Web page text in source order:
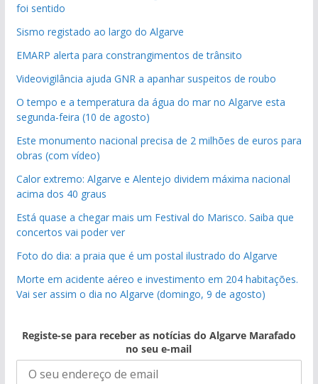
foi sentido
Sismo registado ao largo do Algarve
EMARP alerta para constrangimentos de trânsito
Videovigilância ajuda GNR a apanhar suspeitos de roubo
O tempo e a temperatura da água do mar no Algarve esta
segunda-feira (10 de agosto)
Este monumento nacional precisa de 2 milhões de euros para
obras (com vídeo)
Calor extremo: Algarve e Alentejo dividem máxima nacional
acima dos 40 graus
Está quase a chegar mais um Festival do Marisco. Saiba que
concertos vai poder ver
Foto do dia: a praia que é um postal ilustrado do Algarve
Morte em acidente aéreo e investimento em 204 habitações.
Vai ser assim o dia no Algarve (domingo, 9 de agosto)
Registe-se para receber as notícias do Algarve Marafado
no seu e-mail